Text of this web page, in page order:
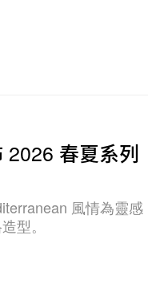
春夏系列
風情為靈感
型。